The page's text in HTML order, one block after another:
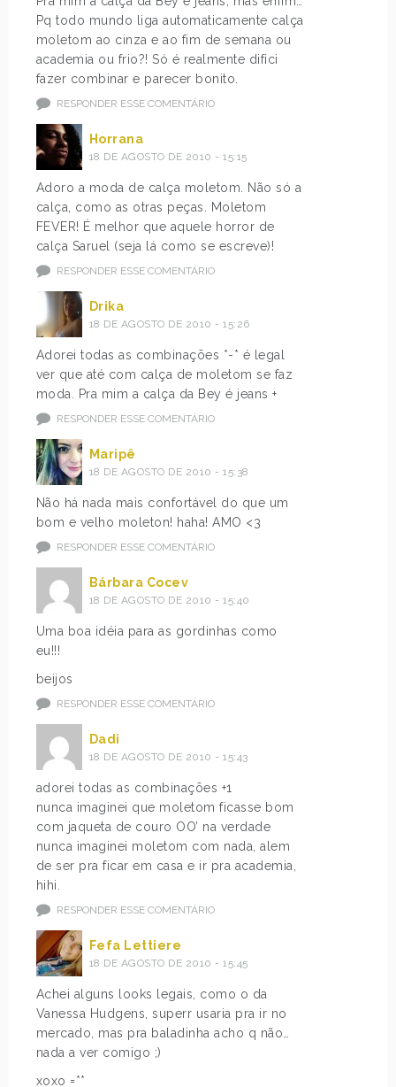
Pq todo mundo liga automaticamente calça
moletom ao cinza e ao fim de semana ou
academia ou frio?! Só é realmente difici
fazer combinar e parecer bonito.
RESPONDER ESSE COMENTÁRIO
Horrana
18 DE AGOSTO DE 2010 - 15:15
Adoro a moda de calça moletom. Não só a
calça, como as otras peças. Moletom
FEVER! É melhor que aquele horror de
calça Saruel (seja lá como se escreve)!
RESPONDER ESSE COMENTÁRIO
Drika
18 DE AGOSTO DE 2010 - 15:26
Adorei todas as combinações *-* é legal
ver que até com calça de moletom se faz
moda. Pra mim a calça da Bey é jeans +
RESPONDER ESSE COMENTÁRIO
Maripê
18 DE AGOSTO DE 2010 - 15:38
Não há nada mais confortável do que um
bom e velho moleton! haha! AMO <3
RESPONDER ESSE COMENTÁRIO
Bárbara Cocev
18 DE AGOSTO DE 2010 - 15:40
Uma boa idéia para as gordinhas como
eu!!!
beijos
RESPONDER ESSE COMENTÁRIO
Dadi
18 DE AGOSTO DE 2010 - 15:43
adorei todas as combinações +1
nunca imaginei que moletom ficasse bom
com jaqueta de couro OO’ na verdade
nunca imaginei moletom com nada, alem
de ser pra ficar em casa e ir pra academia,
hihi.
RESPONDER ESSE COMENTÁRIO
Fefa Lettiere
18 DE AGOSTO DE 2010 - 15:45
Achei alguns looks legais, como o da
Vanessa Hudgens, superr usaria pra ir no
mercado, mas pra baladinha acho q não…
nada a ver comigo ;)
xoxo =**